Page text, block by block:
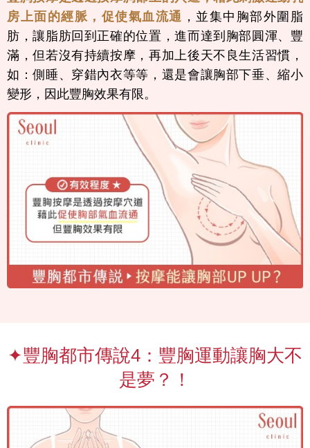
房上面的經脈，促使氣血流通 ，並集中胸部外圍脂
肪，讓脂肪回到正確的位置，進而達到胸部圓渾、豐
滿，但若沒有持續按摩，再加上後天不良生活習慣，
如：側睡、穿錯內衣等等，還是會讓胸部下垂、縮小
變形，因此豐胸效果有限。
✦豐胸都市傳說4：豐胸運動讓胸大不
是夢？！